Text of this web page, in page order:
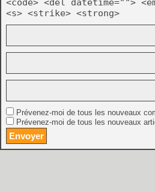
<code> <del datetime="">
<s> <strike> <strong>
Prévenez-moi de tous les nouveaux
Prévenez-moi de tous les nouveaux